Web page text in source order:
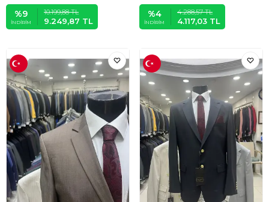
%9
İNDIRIM
10.199,88TL
9.249,87 TL
%4
İNDIRIM
4.288,57TL
4.117,03 TL